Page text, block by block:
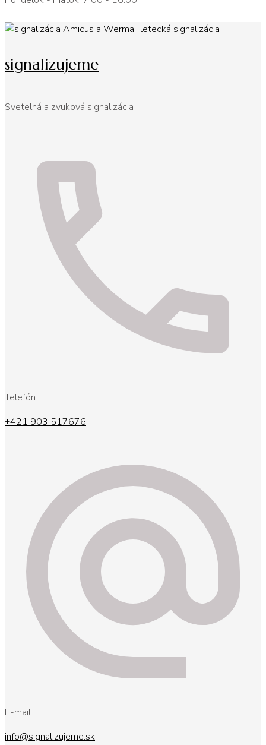
signalizujeme
Svetelná a zvuková signalizácia
Telefón
+421 903 517676
E-mail
info@signalizujeme.sk